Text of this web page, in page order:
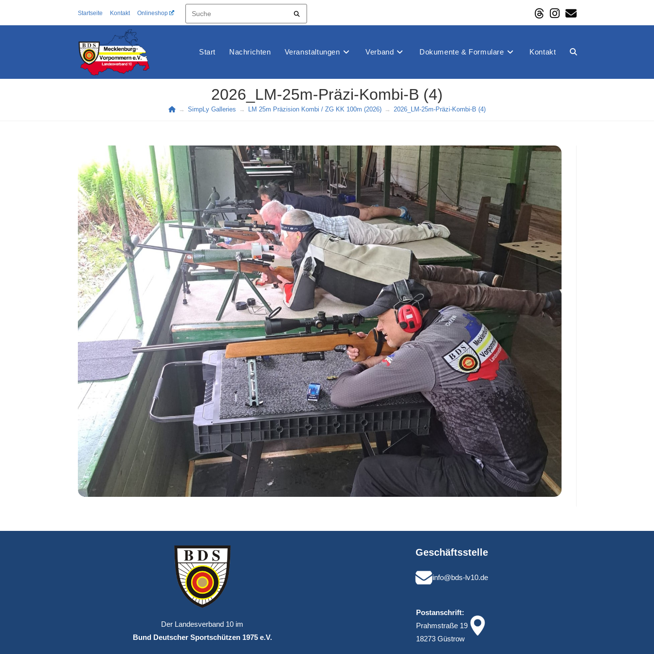
Startseite Kontakt Onlineshop
Start Nachrichten Veranstaltungen Verband Dokumente & Formulare Kontakt Website-
2026_LM-25m-Präzi-Kombi-B (4)
→ SimpLy Galleries → LM 25m Präzision Kombi / ZG KK 100m (2026) → 2026_LM-25m-Präzi-Kombi-B (4)
Der Landesverband 10 im
Bund Deutscher Sportschützen 1975 e.V.
Geschäftsstelle
info@bds-lv10.de
Postanschrift:
Prahmstraße 19
18273 Güstrow